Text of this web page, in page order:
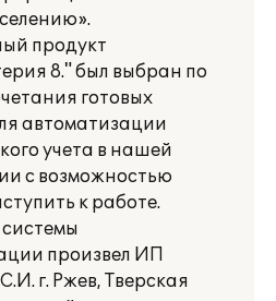
продукт
8." был выбран по
готовых
автоматизации
учета в нашей
с возможностью
к работе.
произвел ИП
г. Ржев, Тверская